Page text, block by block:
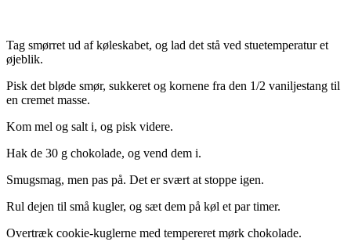
Tag smørret ud af køleskabet, og lad det stå ved stuetemperatur et
øjeblik.
Pisk det bløde smør, sukkeret og kornene fra den 1/2 vaniljestang til
en cremet masse.
Kom mel og salt i, og pisk videre.
Hak de 30 g chokolade, og vend dem i.
Smugsmag, men pas på. Det er svært at stoppe igen.
Rul dejen til små kugler, og sæt dem på køl et par timer.
Overtræk cookie-kuglerne med tempereret mørk chokolade.